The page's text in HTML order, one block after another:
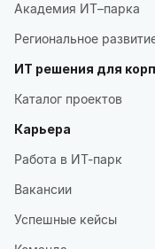
Академия ИТ–парка
Региональное
ИТ решения для
Каталог проектов
Карьера
Работа в ИТ-парк
Вакансии
Успешные кейсы